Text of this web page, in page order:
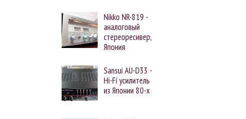
Nikko NR-819 -
аналоговый
стереоресивер,
Япония
Sansui AU-D33 -
Hi-Fi усилитель
из Японии 80-х